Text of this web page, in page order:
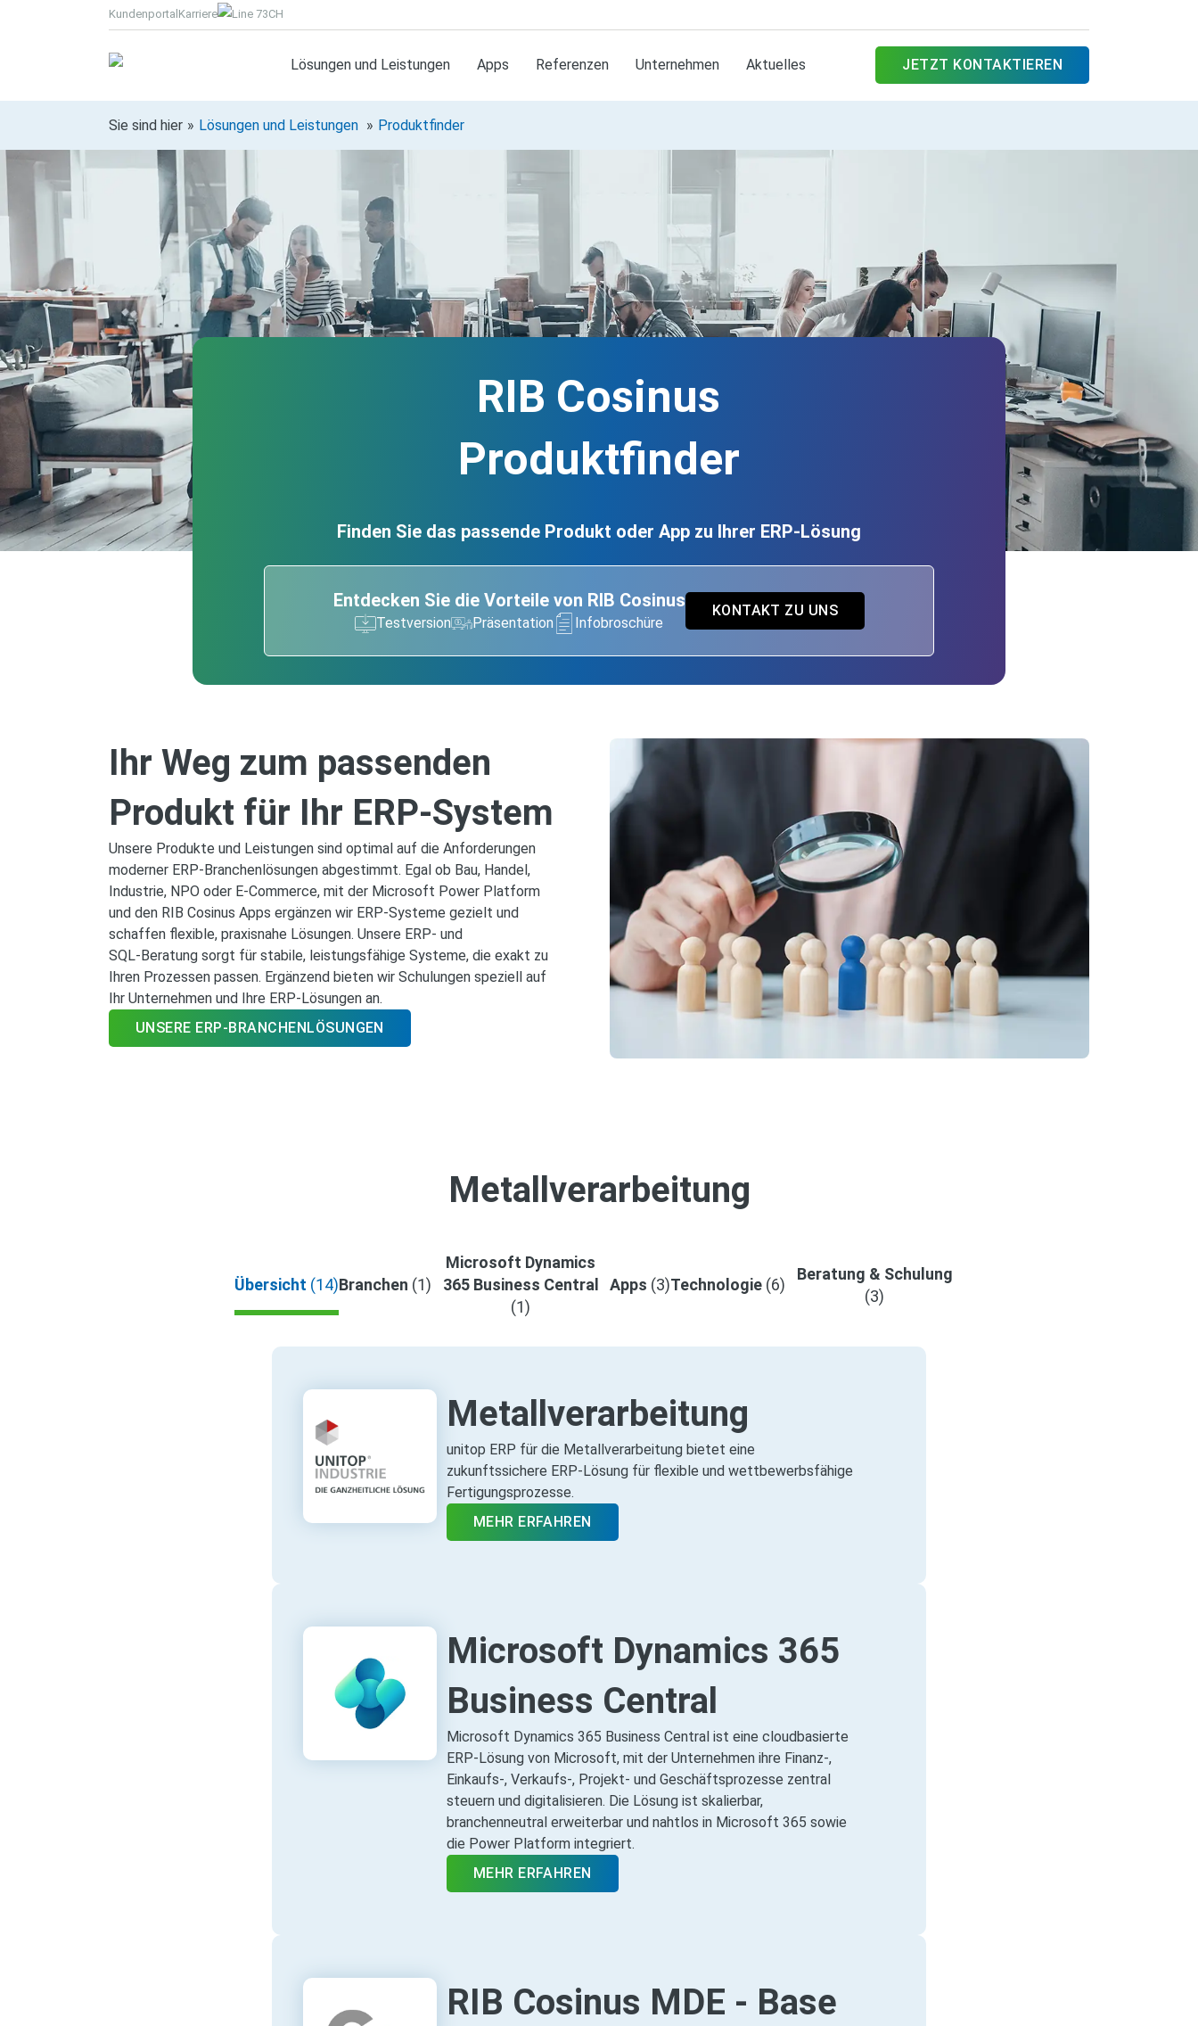
KundenportalKarriere CH
Lösungen und Leistungen Apps Referenzen Unternehmen Aktuelles JETZT KONTAKTIEREN
Sie sind hier Lösungen und Leistungen Produktfinder
RIB Cosinus
Produktfinder
Finden Sie das passende Produkt oder App zu Ihrer ERP-Lösung
Entdecken Sie die Vorteile von RIB Cosinus
Testversion Präsentation Infobroschüre
KONTAKT ZU UNS
Ihr Weg zum passenden
Produkt für Ihr ERP-System
Unsere Produkte und Leistungen sind optimal auf die Anforderungen
moderner ERP‑Branchenlösungen abgestimmt. Egal ob Bau, Handel,
Industrie, NPO oder E-Commerce, mit der Microsoft Power Platform
und den RIB Cosinus Apps ergänzen wir ERP‑Systeme gezielt und
schaffen flexible, praxisnahe Lösungen. Unsere ERP‑ und
SQL‑Beratung sorgt für stabile, leistungsfähige Systeme, die exakt zu
Ihren Prozessen passen. Ergänzend bieten wir Schulungen speziell auf
Ihr Unternehmen und Ihre ERP‑Lösungen an.
UNSERE ERP-BRANCHENLÖSUNGEN
Metallverarbeitung
Übersicht (14) Branchen (1)
Microsoft Dynamics
365 Business Central
(1)
Apps (3) Technologie (6)
Beratung & Schulung
(3)
Metallverarbeitung
unitop ERP für die Metallverarbeitung bietet eine
zukunftssichere ERP‑Lösung für flexible und wettbewerbsfähige
Fertigungsprozesse.
MEHR ERFAHREN
Microsoft Dynamics 365
Business Central
Microsoft Dynamics 365 Business Central ist eine cloudbasierte
ERP‑Lösung von Microsoft, mit der Unternehmen ihre Finanz‑,
Einkaufs‑, Verkaufs‑, Projekt‑ und Geschäftsprozesse zentral
steuern und digitalisieren. Die Lösung ist skalierbar,
branchenneutral erweiterbar und nahtlos in Microsoft 365 sowie
die Power Platform integriert.
MEHR ERFAHREN
RIB Cosinus MDE - Base